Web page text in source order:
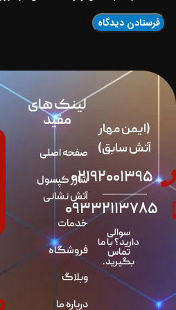
(ایمن مهار
آتش سابق)
۰۲۱۹۲۰۰۱۳۹۵
۰۹۳۳۲۱۱۳۷۸۵
سوالی
دارید؟ با ما
تماس
بگیرید.
لینک های
مفید
صفحه اصلی
شارژ کپسول
آتش نشانی
خدمات
فروشگاه
وبلاگ
درباره ما